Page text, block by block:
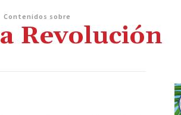
Contenidos sobre
Revolución